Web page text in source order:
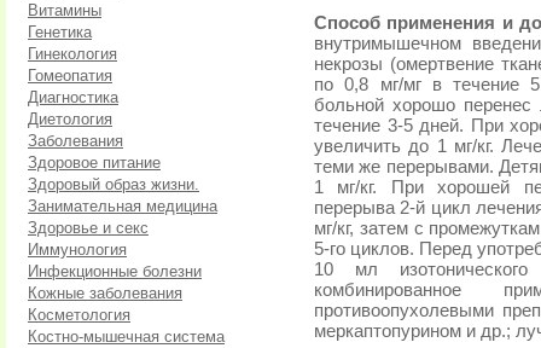
Витамины
Генетика
Гинекология
Гомеопатия
Диагностика
Диетология
Заболевания
Здоровое питание
Здоровый образ жизни.
Занимательная медицина
Здоровье и секс
Иммунология
Инфекционные болезни
Кожные заболевания
Косметология
Костно-мышечная система
Способ применения и
внутримышечном
некрозы (омертвение
по 0,8 мг/мг в течение
больной хорошо перенес
течение 3-5 дней. При
увеличить до 1 мг/кг.
теми же перерывами.
1 мг/кг. При хорошей
перерыва 2-й цикл
мг/кг, затем с
5-го циклов. Перед
10 мл
комбинированное
противоопухолевыми
меркаптопурином и др.;